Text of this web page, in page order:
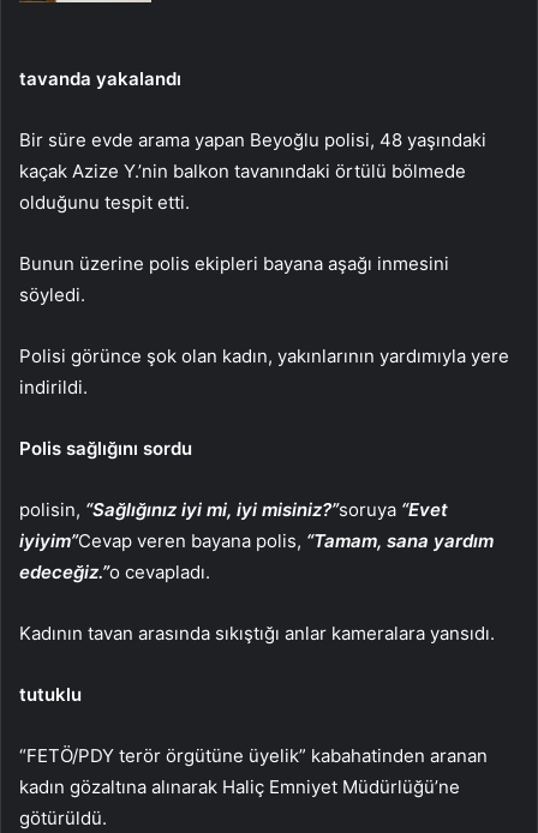
tavanda yakalandı
Bir süre evde arama yapan Beyoğlu polisi, 48 yaşındaki
kaçak Azize Y.’nin balkon tavanındaki örtülü bölmede
olduğunu tespit etti.
Bunun üzerine polis ekipleri bayana aşağı inmesini
söyledi.
Polisi görünce şok olan kadın, yakınlarının yardımıyla yere
indirildi.
Polis sağlığını sordu
polisin, “Sağlığınız iyi mi, iyi misiniz?”soruya “Evet
iyiyim”Cevap veren bayana polis, “Tamam, sana yardım
edeceğiz.”o cevapladı.
Kadının tavan arasında sıkıştığı anlar kameralara yansıdı.
tutuklu
“FETÖ/PDY terör örgütüne üyelik” kabahatinden aranan
kadın gözaltına alınarak Haliç Emniyet Müdürlüğü’ne
götürüldü.